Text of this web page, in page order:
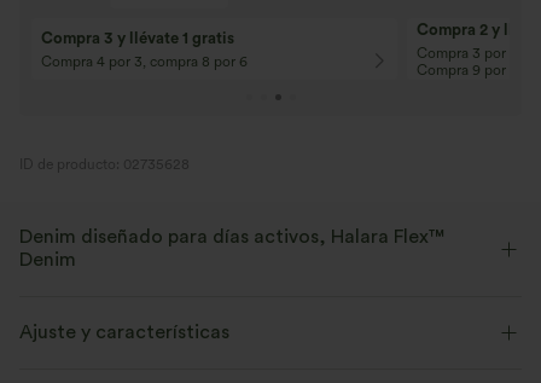
Compra 3 y llévate 1 gratis
Compra 4 por 3, compra 8 por 6
Compra 2 y
Compra 3 por 2,
Compra 9 por 6
ID de producto: 02735628
Denim diseñado para días activos, Halara Flex™
Denim
comodidad de la ropa deportiva. Halara Flex™ Denim te da la
elasticidad y suavidad con la que podrás moverte sin límites.
Ajuste y características